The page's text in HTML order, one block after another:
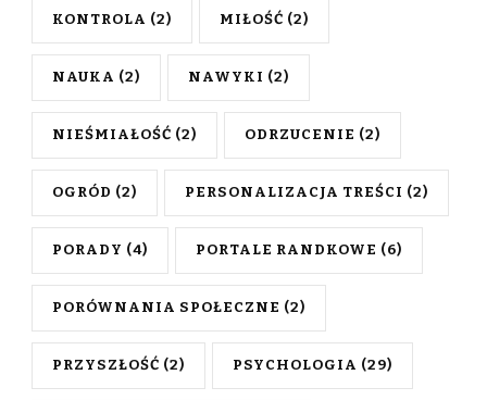
KONTROLA (2) MIŁOŚĆ (2)
NAUKA (2) NAWYKI (2)
NIEŚMIAŁOŚĆ (2) ODRZUCENIE (2)
OGRÓD (2) PERSONALIZACJA TREŚCI (2)
PORADY (4) PORTALE RANDKOWE (6)
PORÓWNANIA SPOŁECZNE (2)
PRZYSZŁOŚĆ (2) PSYCHOLOGIA (29)